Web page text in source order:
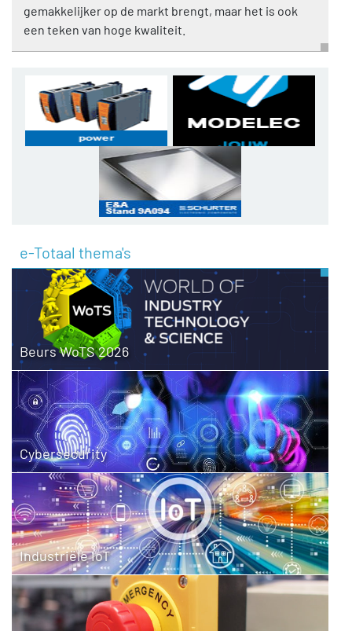
gemakkelijker op de markt brengt, maar het is ook
een teken van hoge kwaliteit.
e-Totaal thema's
Beurs WoTS 2026
Cybersecurity
Industriële IoT